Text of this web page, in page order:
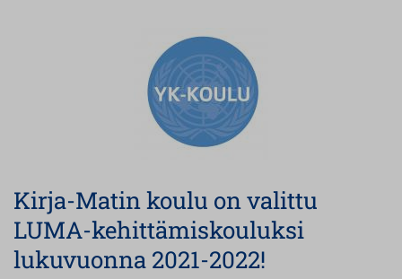
Kirja-Matin koulu on valittu
LUMA-kehittämiskouluksi
lukuvuonna 2021-2022!